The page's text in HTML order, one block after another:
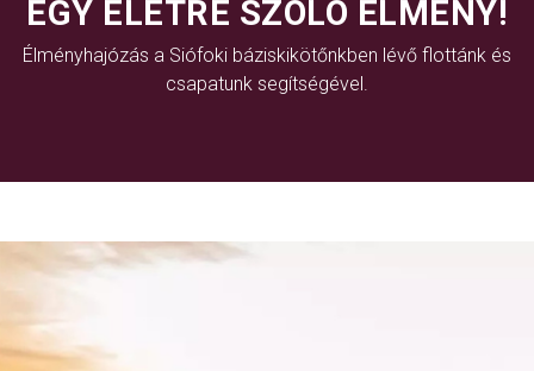
EGY ÉLETRE SZÓLÓ ÉLMÉNY!
Élményhajózás a Siófoki báziskikötőnkben lévő flottánk és
csapatunk segítségével.